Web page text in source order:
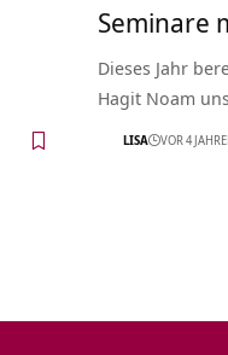
Seminare
Dieses Jahr
Hagit Noam
LISA VOR 4